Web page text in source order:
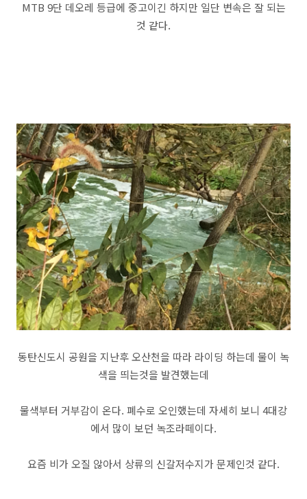
MTB 9단 데오레 등급에 중고이긴 하지만 일단 변속은 잘 되는
것 같다.
동탄신도시 공원을 지난후 오산천을 따라 라이딩 하는데 물이 녹
색을 띄는것을 발견했는데
물색부터 거부감이 온다. 폐수로 오인했는데 자세히 보니 4대강
에서 많이 보던 녹조라떼이다.
요즘 비가 오질 않아서 상류의 신갈저수지가 문제인것 같다.